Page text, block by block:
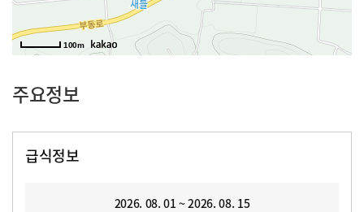
100m
주요정보
급식정보
2026. 08. 01 ~ 2026. 08. 15